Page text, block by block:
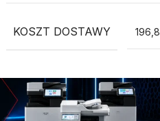
KOSZT DOSTAWY